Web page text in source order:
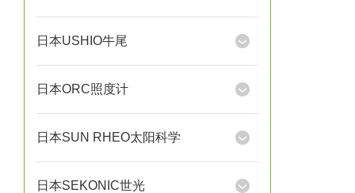
日本USHIO牛尾
日本ORC照度计
日本SUN RHEO太阳科学
日本SEKONIC世光